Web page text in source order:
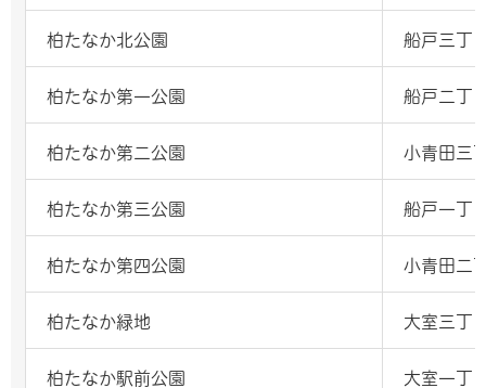
柏たなか北公園 船戸三丁
柏たなか第一公園 船戸二丁
柏たなか第二公園 小青田三
柏たなか第三公園 船戸一丁
柏たなか第四公園 小青田二
柏たなか緑地 大室三丁
柏たなか駅前公園 大室一丁